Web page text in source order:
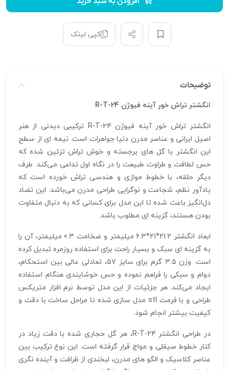
کپی لینک
توضیحات
انگشتر تراش خور آینه فیوژن R-T-24
انگشتر تراش خور آینه فیوژن R-T-24 ترکیبی دیدنی از هنر
اصیل ایرانی و عناصر مدرن دنیا جواهرات است. نیمه‌ ای از سطح
این انگشتر با گل‌ های برجسته و خوش‌ تراش تزئین شده که
حس لطافت و طراوت طبیعت را در نگاه اول تداعی می‌کند. طرف
دیگر حلقه، با خطوط موازی و هندسی تراش خورده است که
یادآور نظم، شجاعت و نوگرایی طراحی مدرن می‌باشد. این تضاد
دل‌انگیز باعث شده تا این مدل برای کسانی که به دنبال متفاوت
بودن هستند، گزینه‌ ای مطلوب باشد.
ابعاد انگشتر 21.2*21*6.3 میلیمتر و ضخامت 0.3 میلیمتر، آن را
به گزینه‌ ای سبک و بسیار راحت برای استفاده روزمره تبدیل کرده
است. وزن ۳.۵ گرم برای سایز ۵۷، تعادلی عالی بین استحکام،
دوام و سبکی را فراهم نموده و حس خوشایندی هنگام استفاده
ایجاد می‌کند. هر جزئیات از این مدل توسط نرم‌ افزار متریکس
طراحی و با فرمت stl مدل‌ سازی شده تا مراحل ساخت با دقت و
کیفیت بیشتر انجام شود.
در طراحی انگشتر R-T-24، هر گل حجاری‌ شده با دقت زیاد در
کنار خطوط صیقلی و مواج قرار گرفته است. این نوع ترکیب بین
عناصر کلاسیک و الگو های مدرن، لبخندی از ظرافت و آینده‌ نگری